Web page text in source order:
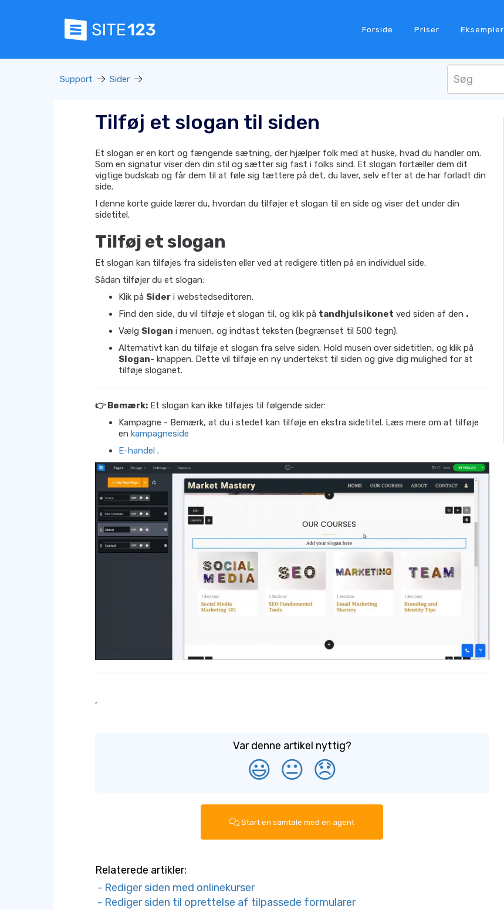
Forside Priser Eksempler
Support Sider
Tilføj et slogan til siden
Et slogan er en kort og fængende sætning, der hjælper folk med at huske, hvad du handler om.
Som en signatur viser den din stil og sætter sig fast i folks sind. Et slogan fortæller dem dit
vigtige budskab og får dem til at føle sig tættere på det, du laver, selv efter at de har forladt din
side.
I denne korte guide lærer du, hvordan du tilføjer et slogan til en side og viser det under din
sidetitel.
Tilføj et slogan
Et slogan kan tilføjes fra sidelisten eller ved at redigere titlen på en individuel side.
Sådan tilføjer du et slogan:
Klik på Sider i webstedseditoren.
Find den side, du vil tilføje et slogan til, og klik på tandhjulsikonet ved siden af ​​den .
Vælg Slogan i menuen, og indtast teksten (begrænset til 500 tegn).
Alternativt kan du tilføje et slogan fra selve siden. Hold musen over sidetitlen, og klik på
Slogan- knappen. Dette vil tilføje en ny undertekst til siden og give dig mulighed for at
tilføje sloganet.
👉 Bemærk: Et slogan kan ikke tilføjes til følgende sider:
Kampagne - Bemærk, at du i stedet kan tilføje en ekstra sidetitel. Læs mere om at tilføje
en kampagneside
E-handel .
,
Var denne artikel nyttig?
😃 😐 😞
Start en samtale med en agent
Relaterede artikler:
- Rediger siden med onlinekurser
- Rediger siden til oprettelse af tilpassede formularer